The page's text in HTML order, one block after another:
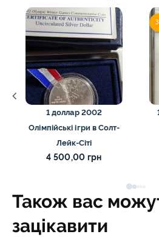
1 доллар 2002
Олімпійські ігри в Солт-
Лейк-Сіті
4 500,00 грн
Також вас
зацікавити